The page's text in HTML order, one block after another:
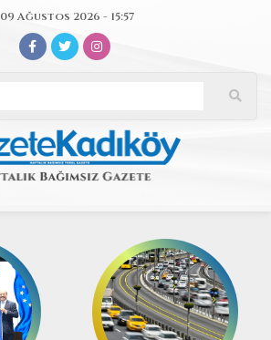
09 Ağustos 2026 - 15:57